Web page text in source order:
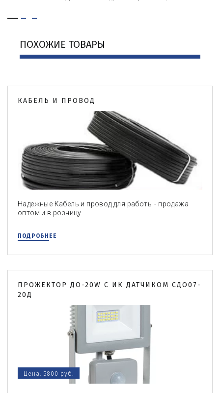
ПОХОЖИЕ ТОВАРЫ
КАБЕЛЬ И ПРОВОД
Надежные Кабель и провод для работы - продажа
оптом и в розницу
ПОДРОБНЕЕ
ПРОЖЕКТОР ДО-20W С ИК ДАТЧИКОМ СДО07-
20Д
Цена: 5800 руб.